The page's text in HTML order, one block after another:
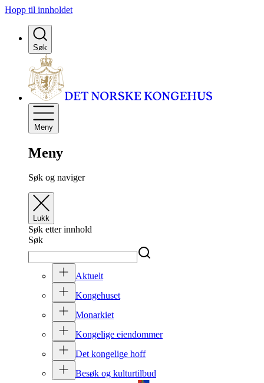
Hopp til innholdet
Søk
Meny
Meny
Søk og naviger
Lukk
Søk etter innhold
Søk
Aktuelt
Kongehuset
Monarkiet
Kongelige eiendommer
Det kongelige hoff
Besøk og kulturtilbud